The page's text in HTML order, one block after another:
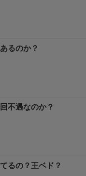
るのか？
不遇なのか？
るの？王ベド？